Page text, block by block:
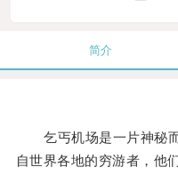
简介
乞丐机场是一片神秘而
自世界各地的穷游者，他